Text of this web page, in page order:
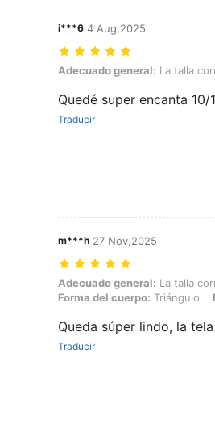
i***6 4 Aug,2025
Adecuado general: La talla
Adecuado general: La talla
Quedé super encanta
Traducir
m***h 27 Nov,2025
Adecuado general: La talla
Adecuado general: La talla
Forma del cuerpo: Triángulo
Queda súper lindo, la
Traducir